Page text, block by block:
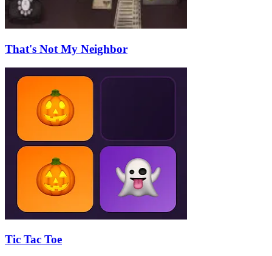
That's Not My Neighbor
Tic Tac Toe